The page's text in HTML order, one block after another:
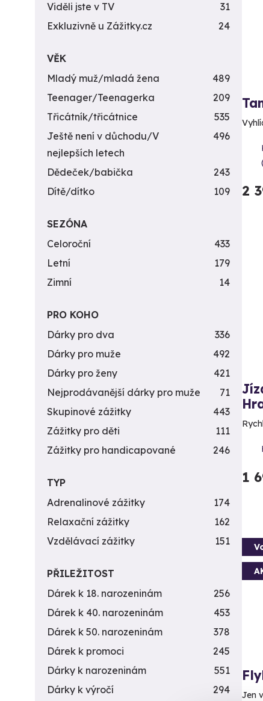
2
1
Jen
Viděli jste v TV
31
Exkluzivně u Zážitky.cz
24
VĚK
Mladý muž/mladá žena
489
Teenager/Teenagerka
209
Třicátník/třicátnice
535
Ještě není v důchodu/V
nejlepších letech
496
Dědeček/babička
243
Dítě/dítko
109
SEZÓNA
Celoroční
433
Letní
179
Zimní
14
PRO KOHO
Dárky pro dva
336
Dárky pro muže
492
Dárky pro ženy
421
Nejprodávanější dárky pro muže
71
Skupinové zážitky
443
Zážitky pro děti
111
Zážitky pro handicapované
246
TYP
Adrenalinové zážitky
174
Relaxační zážitky
162
Vzdělávací zážitky
151
PŘILEŽITOST
Dárek k 18. narozeninám
256
Dárek k 40. narozeninám
453
Dárek k 50. narozeninám
378
Dárek k promoci
245
Dárky k narozeninám
551
Dárky k výročí
294